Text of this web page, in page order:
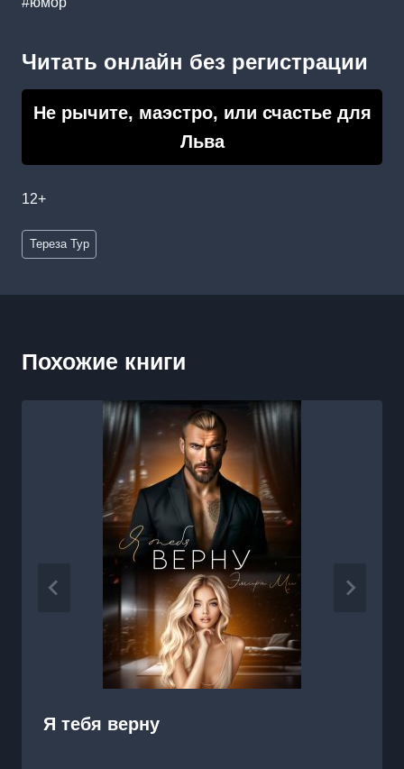
Читать онлайн без регистрации
Не рычите, маэстро, или счастье для
Льва
12+
Метки
записи:
Тереза Тур
Похожие книги
Я тебя верну